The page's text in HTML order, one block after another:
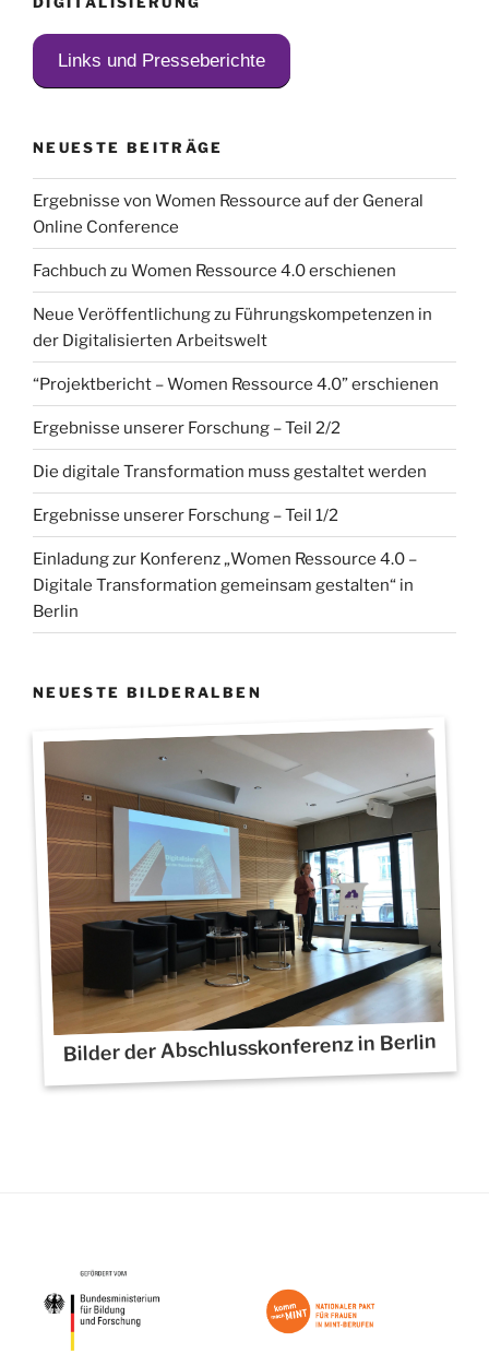
Links und Presseberichte
NEUESTE BEITRÄGE
Ergebnisse von Women Ressource auf der General
Online Conference
Fachbuch zu Women Ressource 4.0 erschienen
Neue Veröffentlichung zu Führungskompetenzen in
der Digitalisierten Arbeitswelt
“Projektbericht – Women Ressource 4.0” erschienen
Ergebnisse unserer Forschung – Teil 2/2
Die digitale Transformation muss gestaltet werden
Ergebnisse unserer Forschung – Teil 1/2
Einladung zur Konferenz „Women Ressource 4.0 –
Digitale Transformation gemeinsam gestalten“ in
Berlin
NEUESTE BILDERALBEN
Bilder der Abschlusskonferenz in Berlin